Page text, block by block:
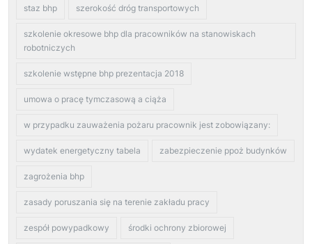
staz bhp szerokość dróg transportowych
szkolenie okresowe bhp dla pracowników na stanowiskach
robotniczych
szkolenie wstępne bhp prezentacja 2018
umowa o pracę tymczasową a ciąża
w przypadku zauważenia pożaru pracownik jest zobowiązany:
wydatek energetyczny tabela zabezpieczenie ppoż budynków
zagrożenia bhp
zasady poruszania się na terenie zakładu pracy
zespół powypadkowy środki ochrony zbiorowej